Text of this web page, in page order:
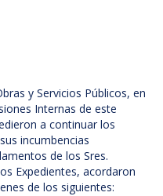
y Servicios Públicos, en
Internas de este
a continuar los
incumbencias
de los Sres.
Expedientes, acordaron
de los siguientes: